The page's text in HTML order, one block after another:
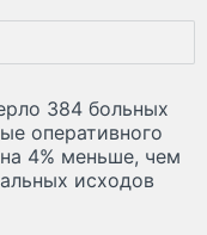
384 больных
оперативного
4% меньше, чем
исходов